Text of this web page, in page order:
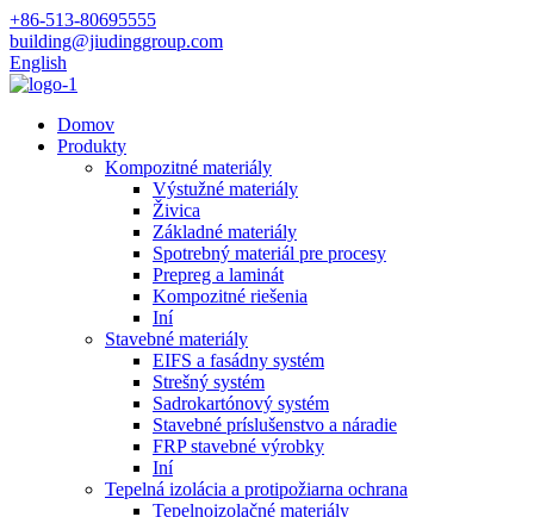
+86-513-80695555
building@jiudinggroup.com
English
Domov
Produkty
Kompozitné materiály
Výstužné materiály
Živica
Základné materiály
Spotrebný materiál pre procesy
Prepreg a laminát
Kompozitné riešenia
Iní
Stavebné materiály
EIFS a fasádny systém
Strešný systém
Sadrokartónový systém
Stavebné príslušenstvo a náradie
FRP stavebné výrobky
Iní
Tepelná izolácia a protipožiarna ochrana
Tepelnoizolačné materiály